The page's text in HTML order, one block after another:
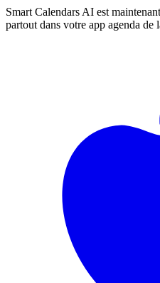
Smart Calendars AI est
partout dans votre app agenda de